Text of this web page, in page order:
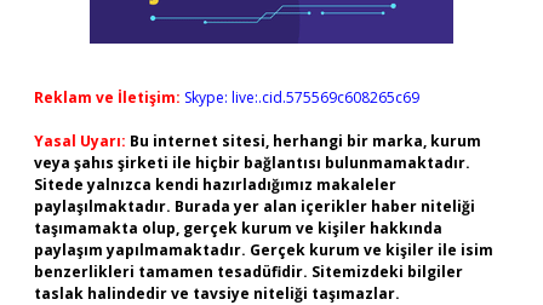
Reklam ve İletişim: Skype: live:.cid.575569c608265c69
Yasal Uyarı: Bu internet sitesi, herhangi bir marka, kurum
veya şahıs şirketi ile hiçbir bağlantısı bulunmamaktadır.
Sitede yalnızca kendi hazırladığımız makaleler
paylaşılmaktadır. Burada yer alan içerikler haber niteliği
taşımamakta olup, gerçek kurum ve kişiler hakkında
paylaşım yapılmamaktadır. Gerçek kurum ve kişiler ile isim
benzerlikleri tamamen tesadüfidir. Sitemizdeki bilgiler
taslak halindedir ve tavsiye niteliği taşımazlar.